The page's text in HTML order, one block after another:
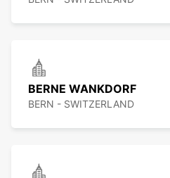
BERNE WANKDORF
BERN - SWITZERLAND